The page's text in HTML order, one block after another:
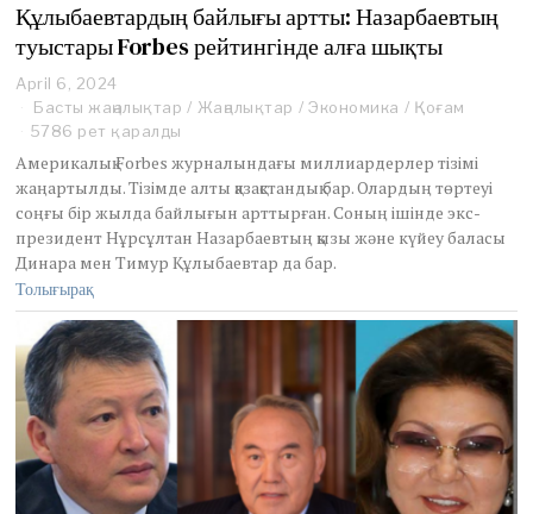
Құлыбаевтардың байлығы артты: Назарбаевтың
туыстары Forbes рейтингінде алға шықты
April 6, 2024
Басты жаңалықтар / Жаңалықтар / Экономика / Қоғам
5786 рет қаралды
Америкалық Forbes журналындағы миллиардерлер тізімі
жаңартылды. Тізімде алты қазақстандық бар. Олардың төртеуі
соңғы бір жылда байлығын арттырған. Соның ішінде экс-
президент Нұрсұлтан Назарбаевтың қызы және күйеу баласы
Динара мен Тимур Құлыбаевтар да бар.
Толығырақ